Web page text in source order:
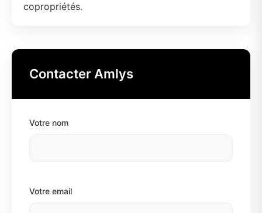
copropriétés.
Contacter Amlys
Votre nom
Votre email